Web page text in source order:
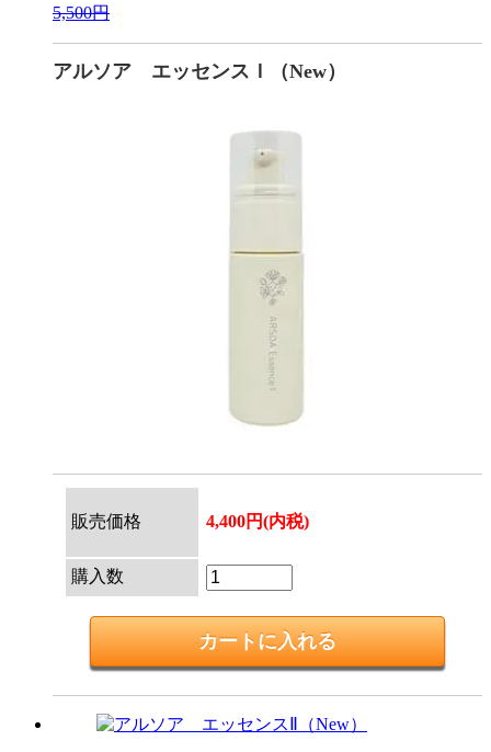
5,500円
アルソア エッセンスＩ（New）
販売価格 4,400円(内税)
購入数